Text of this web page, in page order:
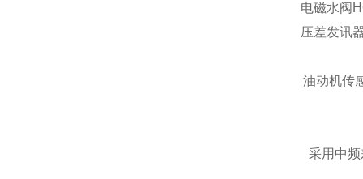
电磁水阀
压差发讯
油动机传
采用中